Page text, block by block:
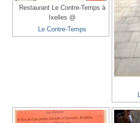
Restaurant Le Contre-Temps à
Ixelles @
Le Contre-Temps